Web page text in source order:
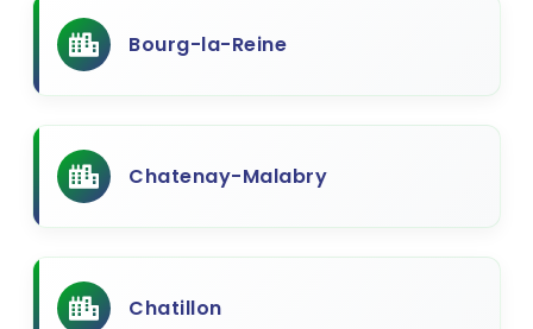
Bourg-la-Reine
Chatenay-Malabry
Chatillon